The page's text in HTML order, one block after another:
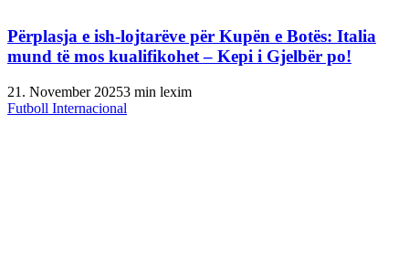
Përplasja e ish-lojtarëve për Kupën e Botës: Italia
mund të mos kualifikohet – Kepi i Gjelbër po!
21. November 20253 min lexim
Futboll Internacional